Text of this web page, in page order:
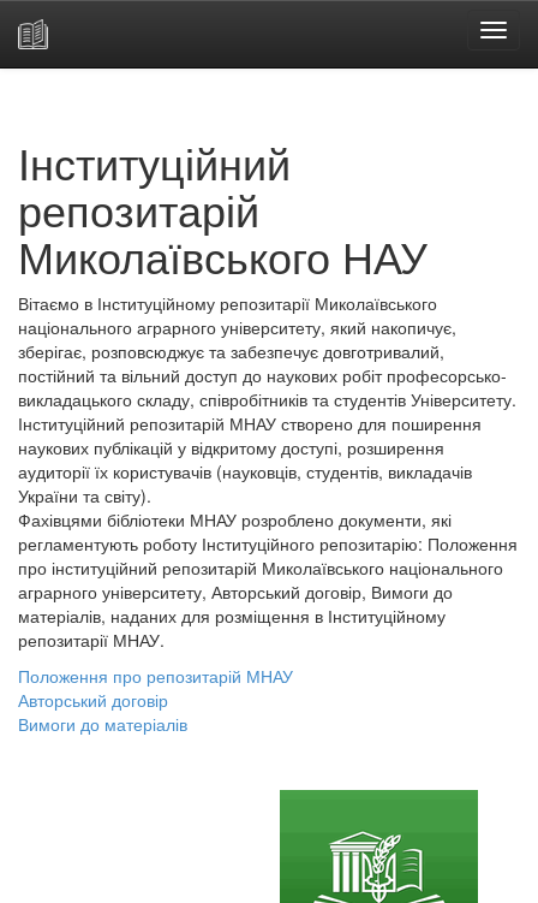
Інституційний
репозитарій
Миколаївського НАУ
Вітаємо в Інституційному репозитарії Миколаївського
національного аграрного університету, який накопичує,
зберігає, розповсюджує та забезпечує довготривалий,
постійний та вільний доступ до наукових робіт професорсько-
викладацького складу, співробітників та студентів Університету.
Інституційний репозитарій МНАУ створено для поширення
наукових публікацій у відкритому доступі, розширення
аудиторії їх користувачів (науковців, студентів, викладачів
України та світу).
Фахівцями бібліотеки МНАУ розроблено документи, які
регламентують роботу Інституційного репозитарію: Положення
про інституційний репозитарій Миколаївського національного
аграрного університету, Авторський договір, Вимоги до
матеріалів, наданих для розміщення в Інституційному
репозитарії МНАУ.
Положення про репозитарій МНАУ
Авторський договір
Вимоги до матеріалів